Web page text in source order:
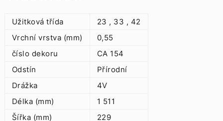
Užitková třída
23 , 33 , 42
Vrchní vrstva (mm)
0,55
číslo dekoru
CA 154
Odstín
Přírodní
Drážka
4V
Délka (mm)
1 511
Šířka (mm)
229